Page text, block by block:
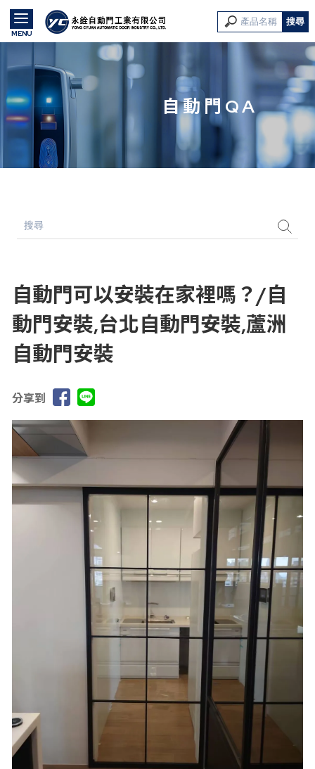
自動門QA
自動門可以安裝在家裡嗎？/自
動門安裝,台北自動門安裝,蘆洲
自動門安裝
分享到